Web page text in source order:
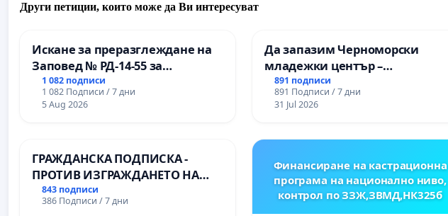
Други петиции, които може да Ви интересуват
Искане за преразглеждане на
Заповед № РД-14-55 за
вливането на
Професионалната гимназия по
промишлени технологии в
Пазарджик
1 082 подписи
1 082 Подписи / 7 дни
5 Aug 2026
Да запазим Черноморски
младежки център –
пространство за младите на
Варна
891 подписи
891 Подписи / 7 дни
31 Jul 2026
ГРАЖДАНСКА ПОДПИСКА -
ПРОТИВ ИЗГРАЖДАНЕТО НА
ВЪЖЕНА ЛИНИЯ (ЛИФТ) НА
ТЕРИТОРИЯТА НА ПРИРОДНА
843 подписи
386 Подписи / 7 дни
Финансиране на кастрационна
програма на национално ниво,
контрол по ЗЗЖ,ЗВМД,НК325б